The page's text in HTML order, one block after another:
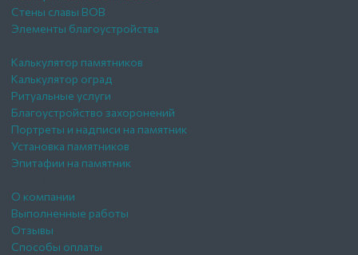
Стены славы ВОВ
Элементы благоустройства
Калькулятор памятников
Калькулятор оград
Ритуальные услуги
Благоустройство захоронений
Портреты и надписи на памятник
Установка памятников
Эпитафии на памятник
О компании
Выполненные работы
Отзывы
Способы оплаты